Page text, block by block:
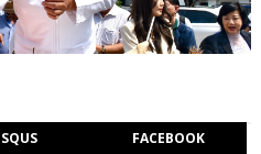
FACEBOOK